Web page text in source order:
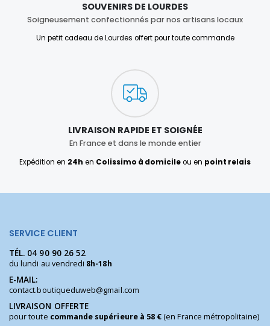
SOUVENIRS DE LOURDES
Soigneusement confectionnés par nos artisans locaux
Un petit cadeau de Lourdes offert pour toute commande
LIVRAISON RAPIDE ET SOIGNÉE
En France et dans le monde entier
Expédition en 24h en Colissimo à domicileou en point relais
SERVICE CLIENT
TÉL. 04 90 90 26 52
du lundi au vendredi 8h-18h
E-MAIL:
contact.boutiqueduweb@gmail.com
LIVRAISON OFFERTE
pour toute commande supérieure à 58 €(en France métropolitaine)